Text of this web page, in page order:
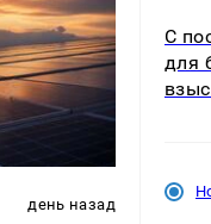
день назад
С
для